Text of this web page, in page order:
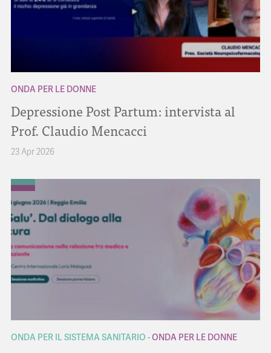
ONDA PER LE DONNE
Depressione Post Partum: intervista al
Prof. Claudio Mencacci
23 Apr 2026
ONDA PER IL SISTEMA SANITARIO ONDA PER LE DONNE